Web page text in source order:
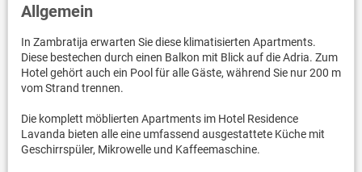
Allgemein
In Zambratija erwarten Sie diese klimatisierten Apartments.
Diese bestechen durch einen Balkon mit Blick auf die Adria. Zum
Hotel gehört auch ein Pool für alle Gäste, während Sie nur 200 m
vom Strand trennen.
Die komplett möblierten Apartments im Hotel Residence
Lavanda bieten alle eine umfassend ausgestattete Küche mit
Geschirrspüler, Mikrowelle und Kaffeemaschine.